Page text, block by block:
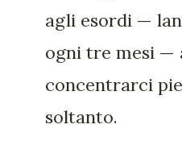
agli esordi —
ogni tre mesi —
concentrarci
soltanto.